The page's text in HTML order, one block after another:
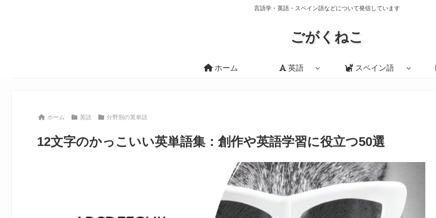
言語学・英語・スペイン語などについて発信しています
ごがくねこ
ホーム 英語 スペイン語
ホーム 英語 分野別の英単語
12文字のかっこいい英単語集：創作や英語学習に役立つ50選